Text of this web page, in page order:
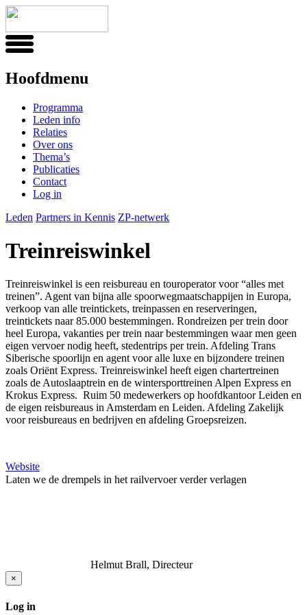
Hoofdmenu
Programma
Leden info
Relaties
Over ons
Thema’s
Publicaties
Contact
Log in
Leden Partners in Kennis ZP-netwerk
Treinreiswinkel
Treinreiswinkel is een reisbureau en touroperator voor “alles met
treinen”. Agent van bijna alle spoorwegmaatschappijen in Europa,
verkoop van alle treintickets, treinpassen en reserveringen,
treintickets naar 85.000 bestemmingen. Rondreizen per trein door
heel Europa, vakanties per trein naar bestemmingen waar men geen
eigen vervoer nodig heeft, stedentrips per trein. Afdeling Trans
Siberische spoorlijn en agent voor alle luxe en bijzondere treinen
zoals Oriënt Express. Treinreiswinkel heeft eigen chartertreinen
zoals de Autoslaaptrein en de wintersporttreinen Alpen Express en
Krokus Express. Ruim 50 medewerkers op hoofdkantoor Leiden en
de eigen reisbureaus in Amsterdam en Leiden. Afdeling Zakelijk
voor reisbureaus en bedrijven en afdeling Groepsreizen.
Website
Laten we de drempels in het railvervoer verder verlagen
Helmut Brall, Directeur
×
Log in